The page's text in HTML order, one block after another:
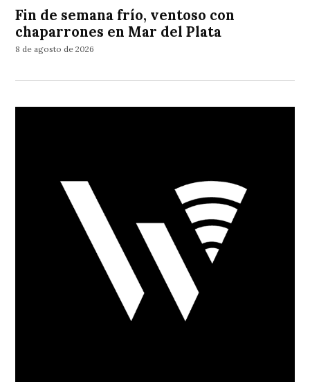
Fin de semana frío, ventoso con
chaparrones en Mar del Plata
8 de agosto de 2026